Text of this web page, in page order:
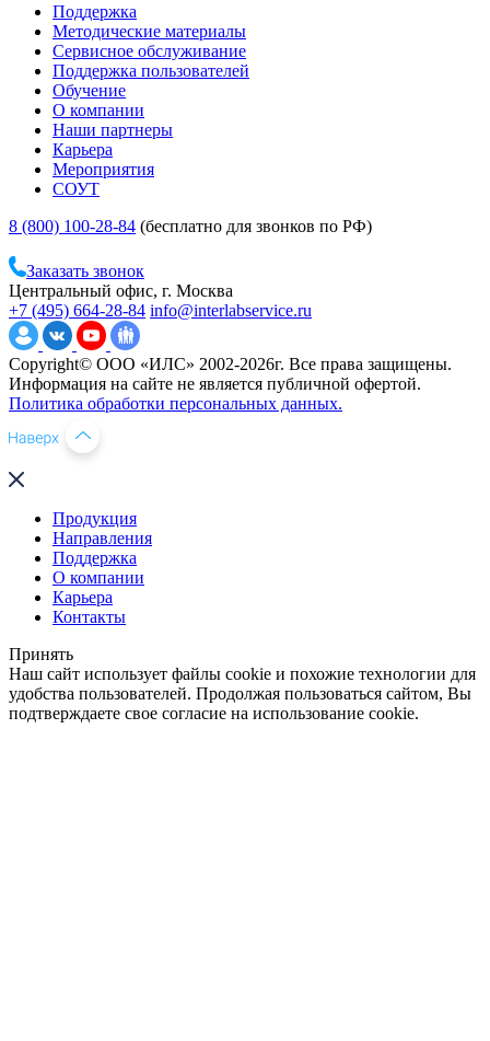
Поддержка
Методические материалы
Сервисное обслуживание
Поддержка пользователей
Обучение
О компании
Наши партнеры
Карьера
Мероприятия
СОУТ
8 (800) 100-28-84 (бесплатно для звонков по РФ)
Заказать звонок
Центральный офис, г. Москва
+7 (495) 664-28-84 info@interlabservice.ru
Copyright© ООО «ИЛС» 2002-2026г. Все права защищены.
Информация на сайте не является публичной офертой.
Политика обработки персональных данных.
Продукция
Направления
Поддержка
О компании
Карьера
Контакты
Принять
Наш сайт использует файлы cookie и похожие технологии для
удобства пользователей. Продолжая пользоваться сайтом, Вы
подтверждаете свое согласие на использование cookie.